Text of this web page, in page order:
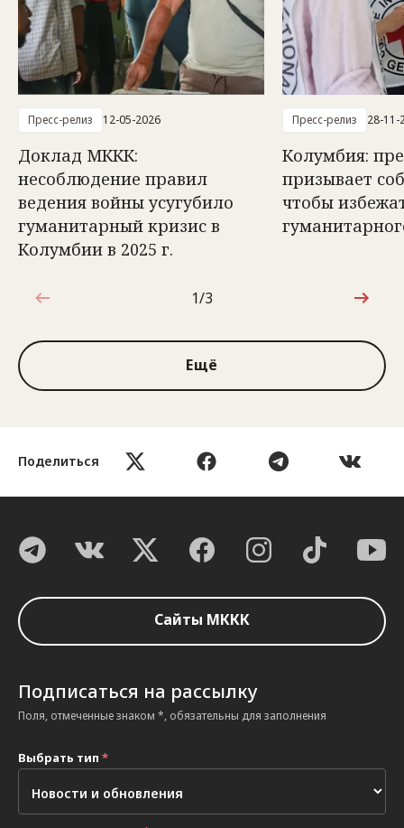
Поделиться
Пресс-релиз 12-05-2026
Доклад МККК:
несоблюдение правил
ведения войны усугубило
гуманитарный кризис в
Колумбии в 2025 г.
Пресс-релиз 28-11-
Колумбия:
призывает
чтобы
1 из 3
1/3
Ещё
Сайты МККК
Подписаться на рассылку
Поля, отмеченные знаком *, обязательны для заполнения
Выбрать тип *